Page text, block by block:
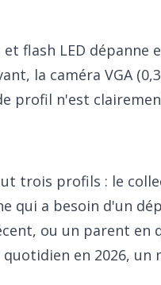
flash LED dépanne
la caméra VGA
profil n'est
trois profils : le
qui a besoin d'un
ou un parent en
en 2026, un